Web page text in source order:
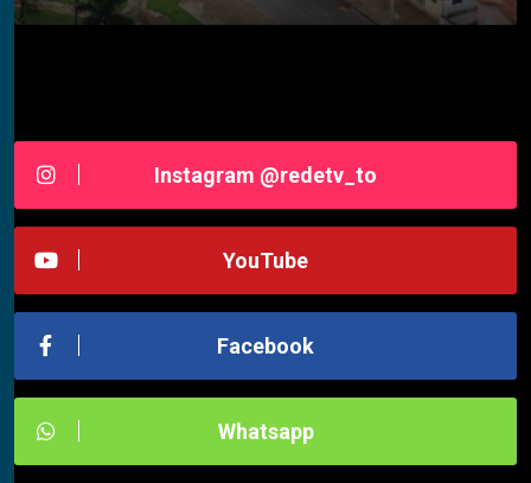
Instagram @redetv_to
YouTube
Facebook
Whatsapp